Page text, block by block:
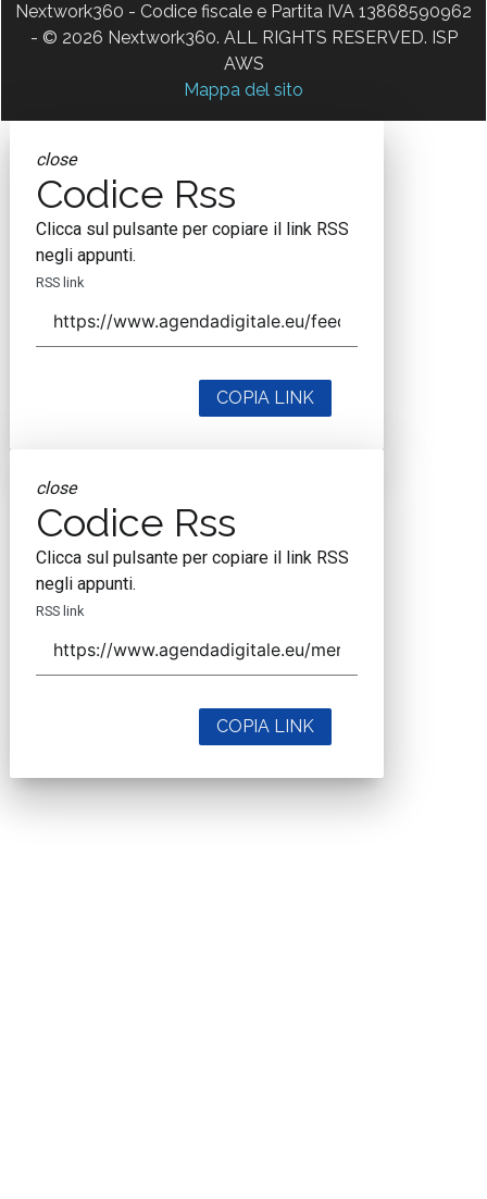
Nextwork360 - Codice fiscale e Partita IVA 13868590962
- © 2026 Nextwork360. ALL RIGHTS RESERVED. ISP
AWS
Mappa del sito
close
Codice Rss
Clicca sul pulsante per copiare il link RSS
negli appunti.
RSS link
COPIA LINK
close
Codice Rss
Clicca sul pulsante per copiare il link RSS
negli appunti.
RSS link
COPIA LINK